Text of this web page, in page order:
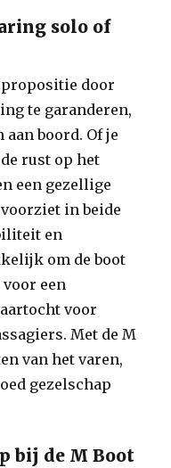
solo of
propositie door
te garanderen,
boord. Of je
rust op het
een gezellige
in beide
en
om de boot
een
voor
Met de M
van het varen,
gezelschap
bij de M Boot